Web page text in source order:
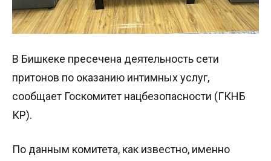
В Бишкеке пресечена деятельность сети
притонов по оказанию интимных услуг,
сообщает Госкомитет нацбезопасности (ГКНБ
КР).
По данным комитета, как известно, именно